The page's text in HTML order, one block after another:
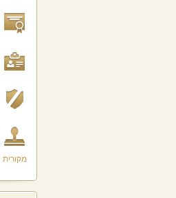
מקורית